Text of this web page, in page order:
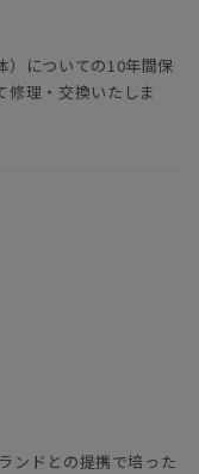
）についての10年間保
修理・交換いたしま
ンドとの提携で培った